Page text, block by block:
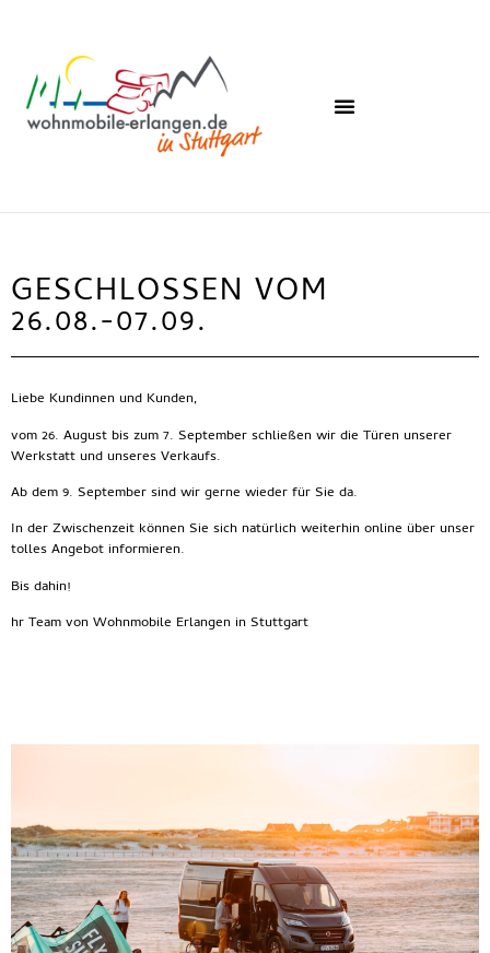
GESCHLOSSEN VOM
26.08.-07.09.
Liebe Kundinnen und Kunden,
vom 26. August bis zum 7. September schließen wir die Türen unserer
Werkstatt und unseres Verkaufs.
Ab dem 9. September sind wir gerne wieder für Sie da.
In der Zwischenzeit können Sie sich natürlich weiterhin online über unser
tolles Angebot informieren.
Bis dahin!
hr Team von Wohnmobile Erlangen in Stuttgart